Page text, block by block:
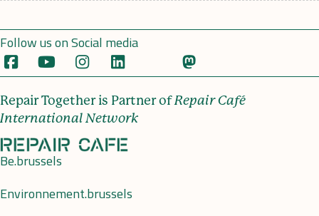
Follow us on Social media
Repair Together is Partner ofRepair Café
International Network
Be.brussels
Environnement.brussels